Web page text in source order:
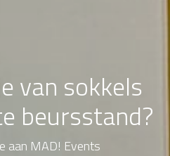
van sokkels
beursstand?
aan MAD! Events